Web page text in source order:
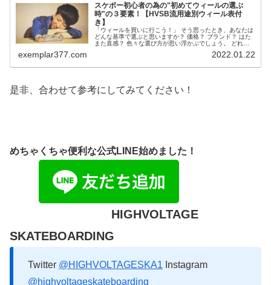
スケボー初心者の為の"初めてウィールの選ぶ
時"の３要素！【HVSB流用途別ウィール表付
き】
「ウィールを買いに行こう！」 そう思ったとき、あなたは
どんな基準で選ぶと思いますか？ 価格？ ブランド？ はた
また直感？ 色々な選び方が思い浮かぶでしょう。 どれも
exemplar377.com 2022.01.22
是非、合わせて参考にしてみてください！
めちゃくちゃ便利な公式LINE始めました！
HIGHVOLTAGE
SKATEBOARDING
Twitter @HIGHVOLTAGESKA1 Instagram
@highvoltageskateboarding